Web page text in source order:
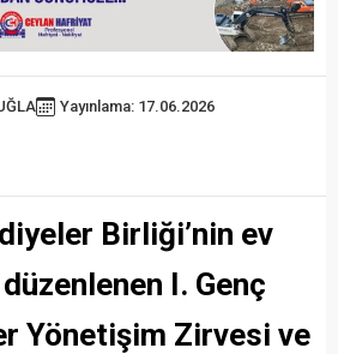
Yayınlama: 17.06.2026
Birliği’nin ev
I. Genç
Yönetişim Zirvesi ve